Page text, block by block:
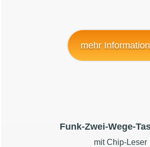
mehr
Funk-Zwei-Wege-
mit Chip-Leser